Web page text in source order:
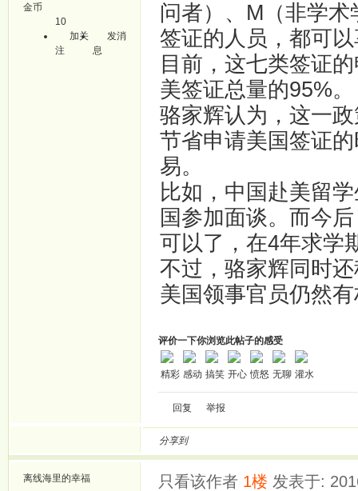
金币
10
加关
注
发消
息
问者）、M（非学
签证的人员，都可
目前，这七类签证
美签证总量的95%。
骆家辉认为，这一
节省申请美国签证
易。
比如，中国赴美留
国参加面谈。而今
可以了，在4年求学
不过，骆家辉同时
美国领事官员仍然
评价一下你浏览此帖子的感受
精彩 感动 搞笑 开心 愤怒 无聊 灌水
回复 举报
分享到
离线海里的幸福 只看该作者 1楼 发表于: